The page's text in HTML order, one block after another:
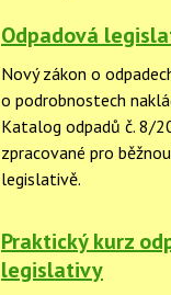
Odpadová
Nový zákon o
o podrobnostech
Katalog odpadů č. 8/
zpracované pro
legislativě.
Praktický kurz
legislativy